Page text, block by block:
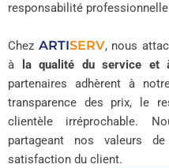
responsabilité
Chez ARTISERV, nous
à
la qualité du service et
partenaires adhèrent à
transparence des prix, le
clientèle irréprochable.
partageant nos valeurs
satisfaction du client.